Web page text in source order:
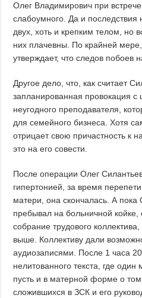
Олег Владимирович при
слабоумного. Да и
двух, хоть и крепким телом,
них плачевны. По крайней
утверждает, что следов побоев
Другое дело, что, как считает
запланированная провокация с
неугодного преподавателя,
для семейного бизнеса. Хотя
отрицает свою причастность к
это на его совести.
После операции Олег
гипертонией, за время
матери, она скончалась. А
пребывал на больничной
собрание трудового
выше. Коллективу дали
аудиозаписями. После 1 часа
нелитованного текста, где один
пусть и в матерной форме о
сложившихся в ЗСК и его